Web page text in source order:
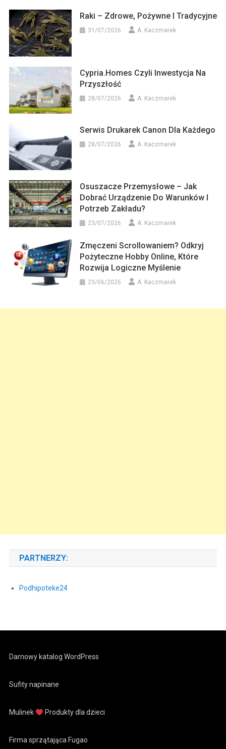
Raki – Zdrowe, Pożywne I Tradycyjne
31/07/2026 A. Kaczmarek
Cypria.homes Czyli Inwestycja Na
Przyszłość
28/07/2026 A. Kaczmarek
Serwis Drukarek Canon Dla Każdego
28/07/2026 A. Kaczmarek
Osuszacze Przemysłowe – Jak
Dobrać Urządzenie Do Warunków I
Potrzeb Zakładu?
23/07/2026 A. Kaczmarek
Zmęczeni Scrollowaniem? Odkryj
Pożyteczne Hobby Online, Które
Rozwija Logiczne Myślenie
23/06/2026 A. Kaczmarek
PARTNERZY:
Podhipoteke24
Darnowy katalog WordPress
Sufity napinane
Mulinek Produkty dla dzieci
Firma sprzątająca Fugao